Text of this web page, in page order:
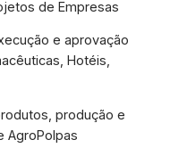
de Empresas
e aprovação
Hotéis,
produção e
AgroPolpas